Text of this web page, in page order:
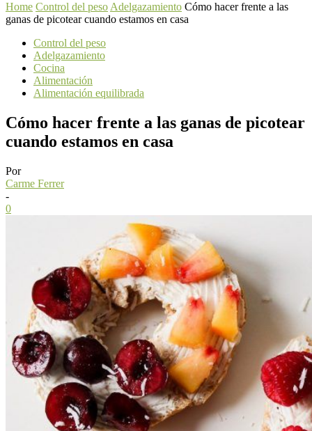
Home Control del peso Adelgazamiento Cómo hacer frente a las
ganas de picotear cuando estamos en casa
Control del peso
Adelgazamiento
Cocina
Alimentación
Alimentación equilibrada
Cómo hacer frente a las ganas de picotear
cuando estamos en casa
Por
Carme Ferrer
-
0